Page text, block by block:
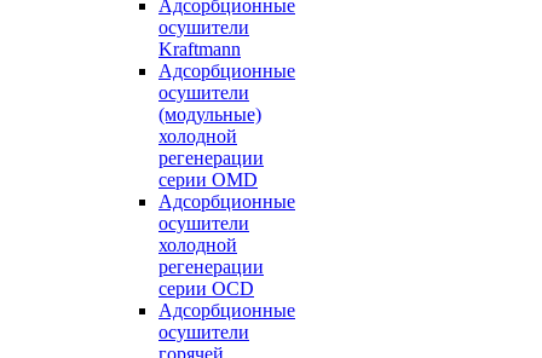
Адсорбционные
осушители
Kraftmann
Адсорбционные
осушители
(модульные)
холодной
регенерации
серии OMD
Адсорбционные
осушители
холодной
регенерации
серии OCD
Адсорбционные
осушители
горячей